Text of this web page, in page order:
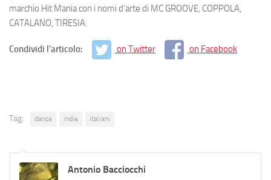
marchio Hit Mania con i nomi d’arte di MC GROOVE, COPPOLA,
CATALANO, TIRESIA.
Condividi l'articolo: on Twitter on Facebook
Tag: dance indie italiani
Antonio Bacciocchi